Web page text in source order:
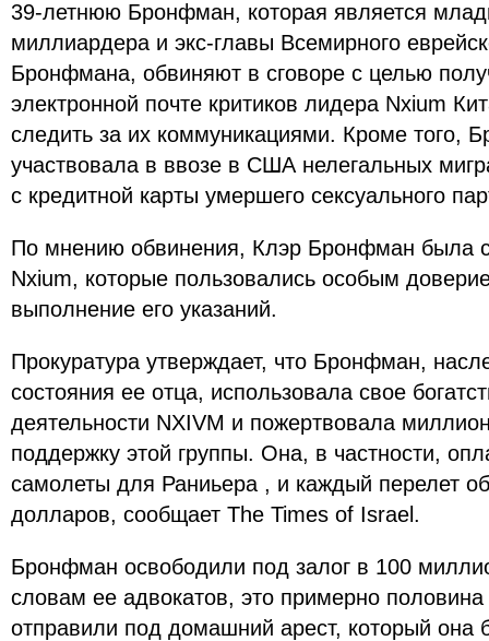
39-летнюю Бронфман, которая является
миллиардера и экс-главы Всемирного
Бронфмана, обвиняют в сговоре с целью
электронной почте критиков лидера Nxium
следить за их коммуникациями. Кроме того,
участвовала в ввозе в США нелегальных
с кредитной карты умершего сексуального
По мнению обвинения, Клэр Бронфман была
Nxium, которые пользовались особым
выполнение его указаний.
Прокуратура утверждает, что Бронфман,
состояния ее отца, использовала свое
деятельности NXIVM и пожертвовала
поддержку этой группы. Она, в частности,
самолеты для Раниьера , и каждый перелет
долларов, сообщает The Times of Israel.
Бронфман освободили под залог в 100
словам ее адвокатов, это примерно половина
отправили под домашний арест, который она